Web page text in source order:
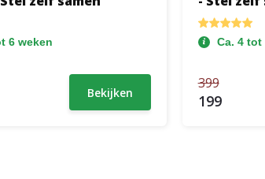
6 weken
Bekijken
Ca. 4 tot
399
199